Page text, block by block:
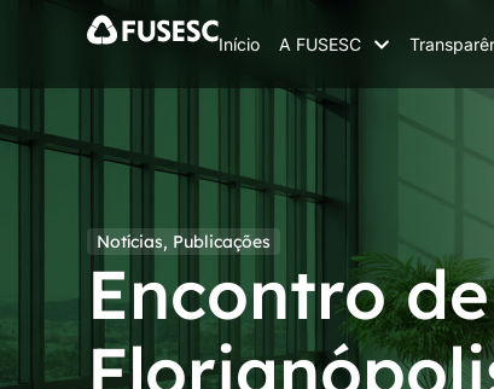
Início A FUSESC
Notícias, Publicações
Encontro